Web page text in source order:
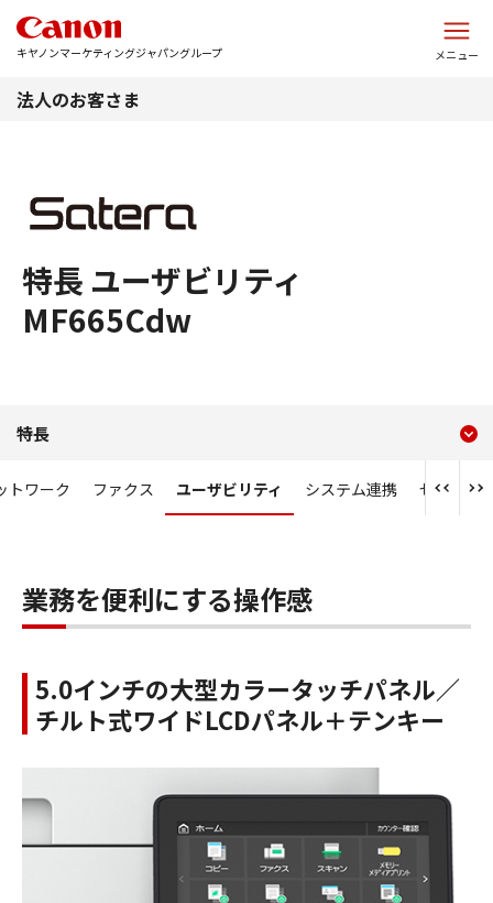
キヤノンマーケティングジャパングループ メニュー
法人のお客さま
特長 ユーザビリティ
MF665Cdw
MF665Cdw 特長 ユーザビ
特長
トワーク ファクス ユーザビリティ システム連携 セキュリ
業務を便利にする操作感
5.0インチの大型カラータッチパネル／
チルト式ワイドLCDパネル＋テンキー